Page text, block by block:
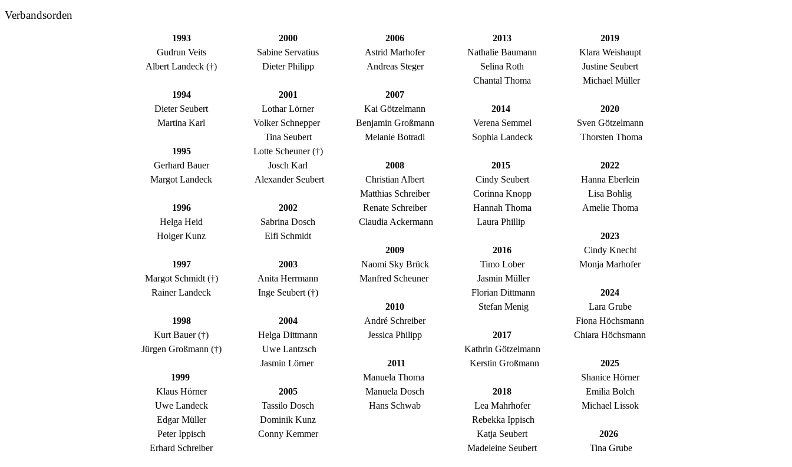
Verbandsorden
1993 2000 2006 2013
2019
Gudrun Veits
Sabine Servatius Astrid Marhofer Nathalie Baumann
Klara Weishaupt
Albert Landeck (†)
Dieter Philipp Andreas Steger Selina Roth
Justine Seubert
Chantal Thoma
Michael Müller
1994
2001
2007
Dieter Seubert
Lothar Lörner Kai Götzelmann 2014
2020
Martina Karl
Volker Schnepper Benjamin Großmann Verena Semmel
Sven Götzelmann
Tina Seubert
Melanie Botradi Sophia Landeck
Thorsten Thoma
1995
Lotte Scheuner (†)
Gerhard Bauer
Josch Karl 2008 2015
2022
Margot Landeck
Alexander Seubert Christian Albert Cindy Seubert
Hanna Eberlein
Matthias Schreiber
Corinna Knopp
Lisa Bohlig
1996
2002 Renate Schreiber Hannah Thoma
Amelie Thoma
Helga Heid
Sabrina Dosch Claudia Ackermann
Laura Phillip
Holger Kunz
Elfi Schmidt
2023
2009
2016
Cindy Knecht
1997
2003 Naomi Sky Brück Timo Lober
Monja Marhofer
Margot Schmidt (†)
Anita Herrmann Manfred Scheuner
Jasmin Müller
Rainer Landeck
Inge Seubert (†) Florian Dittmann
2024
2010
Stefan Menig
Lara Grube
1998
2004 André Schreiber
Fiona Höchsmann
Kurt Bauer (†)
Helga Dittmann Jessica Philipp 2017
Chiara Höchsmann
Jürgen Großmann (†)
Uwe Lantzsch
Kathrin Götzelmann
Jasmin Lörner
2011 Kerstin Großmann
2025
1999
Manuela Thoma
Shanice Hörner
Klaus Hörner
2005 Manuela Dosch 2018
Emilia Bolch
Uwe Landeck
Tassilo Dosch Hans Schwab Lea Mahrhofer
Michael Lissok
Edgar Müller
Dominik Kunz
Rebekka Ippisch
Peter Ippisch
Conny Kemmer Katja Seubert
2026
Erhard Schreiber
Madeleine Seubert Tina Grube